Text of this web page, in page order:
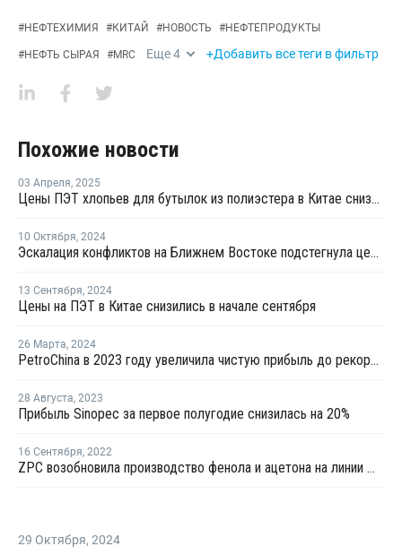
#НЕФТЕХИМИЯ #КИТАЙ #НОВОСТЬ #НЕФТЕПРОДУКТЫ
#НЕФТЬ СЫРАЯ #MRC Еще4 +Добавить все теги в фильтр
Похожие новости
03 Апреля, 2025
Цены ПЭТ хлопьев для бутылок из полиэстера в Китае снизились в марте
10 Октября, 2024
Эскалация конфликтов на Ближнем Востоке подстегнула цены на сырую нефть
13 Сентября, 2024
Цены на ПЭТ в Китае снизились в начале сентября
26 Марта, 2024
PetroChina в 2023 году увеличила чистую прибыль до рекордных USD22,3 млрд
28 Августа, 2023
Прибыль Sinopec за первое полугодие снизилась на 20%
16 Сентября, 2022
ZPC возобновила производство фенола и ацетона на линии №1 после ремонта
29 Октября, 2024